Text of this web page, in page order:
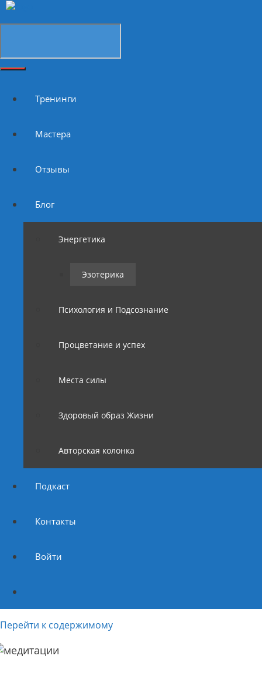
Тренинги
Мастера
Отзывы
Блог
Энергетика
Эзотерика
Психология и Подсознание
Процветание и успех
Места силы
Здоровый образ Жизни
Авторская колонка
Подкаст
Контакты
Войти
Перейти к содержимому